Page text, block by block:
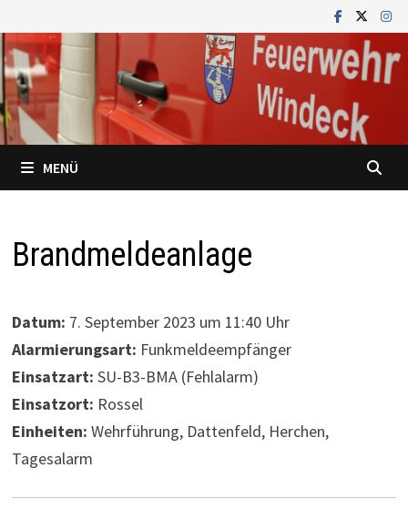
Inhalt
springen
MENÜ
Brandmeldeanlage
Datum: 7. September 2023 um 11:40 Uhr
Alarmierungsart: Funkmeldeempfänger
Einsatzart: SU-B3-BMA (Fehlalarm)
Einsatzort: Rossel
Einheiten: Wehrführung, Dattenfeld, Herchen,
Tagesalarm